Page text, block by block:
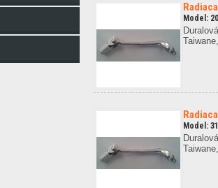
Model:
Model: